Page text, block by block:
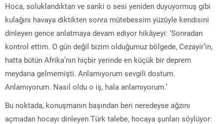
Hoca, soluklandıktan ve sanki o sesi yeniden duyuyormuş gibi
kulağını havaya diktikten sonra mütebessim yüzüyle kendisini
dinleyen gence anlatmaya devam ediyor hikâyeyi: ‘Sonradan
kontrol ettim. O gün değil bizim olduğumuz bölgede, Cezayir’in,
hatta bütün Afrika’nın hiçbir yerinde en küçük bir deprem
meydana gelmemişti. Anlamıyorum sevgili dostum.
Anlamıyorum. Nasıl oldu o iş, hala anlamıyorum.’
Bu noktada, konuşmanın başından beri neredeyse ağzını
açmadan hocayı dinleyen Türk talebe, hocaya şunları söylüyor: